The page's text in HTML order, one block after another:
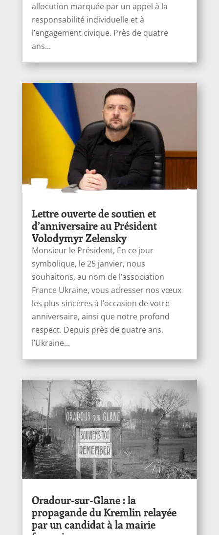
allocution marquée par un appel à la
responsabilité individuelle et à
l’engagement civique. Près de quatre
ans...
Lettre ouverte de soutien et
d’anniversaire au Président
Volodymyr Zelensky
Monsieur le Président, En ce jour
symbolique, le 25 janvier, nous
souhaitons, au nom de l’association
France Ukraine, vous adresser nos vœux
les plus sincères à l’occasion de votre
anniversaire, ainsi que notre profond
respect. Depuis près de quatre ans,
l’Ukraine...
Oradour-sur-Glane : la
propagande du Kremlin relayée
par un candidat à la mairie